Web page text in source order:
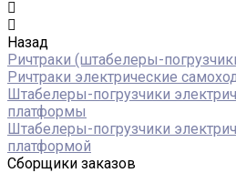
Назад
Ричтраки (штабелеры-
Ричтраки электрические
Штабелеры-погрузчики
платформы
Штабелеры-погрузчики
платформой
Сборщики заказов